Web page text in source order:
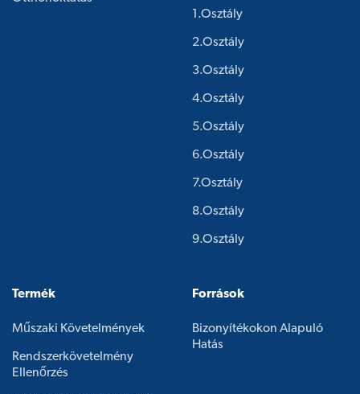
1.osztály
2.osztály
3.osztály
4.osztály
5.osztály
6.osztály
7.osztály
8.osztály
9.osztály
Termék
Műszaki Követelmények
Rendszerkövetelmény
Ellenőrzés
Források
Bizonyítékokon Alapuló
Hatás